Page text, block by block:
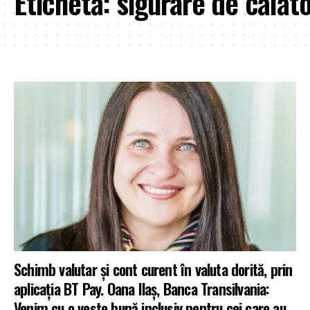
Schimb valutar și cont curent în valuta dorită, prin
aplicația BT Pay. Oana Ilaș, Banca Transilvania: